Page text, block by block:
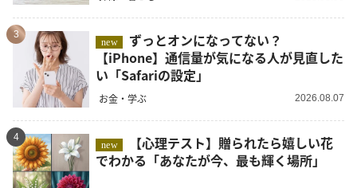
3
new
【iPhone】通信量が気になる人が見直した
い「Safariの設定」
お金・学ぶ 2026.08.07
4
new
でわかる「あなたが今、最も輝く場所」